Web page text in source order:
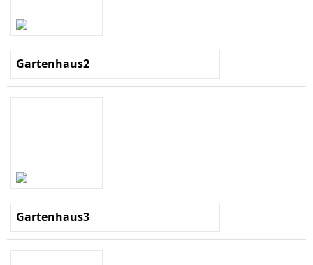
Gartenhaus2
Gartenhaus3